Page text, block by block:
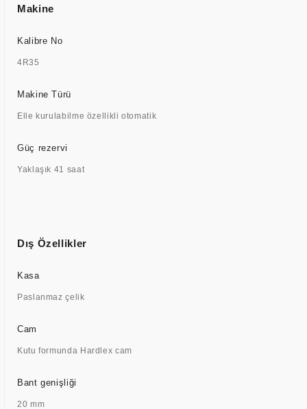
Makine
Kalibre No
4R35
Makine Türü
Elle kurulabilme özellikli otomatik
Güç rezervi
Yaklaşık 41 saat
Dış Özellikler
Kasa
Paslanmaz çelik
Cam
Kutu formunda Hardlex cam
Bant genişliği
20 mm